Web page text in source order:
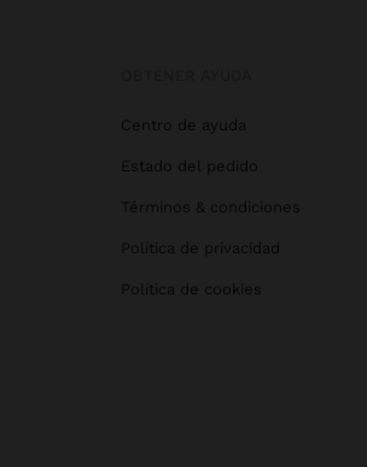
Centro de ayuda
Estado del pedido
Términos & condiciones
Política de privacidad
Política de cookies